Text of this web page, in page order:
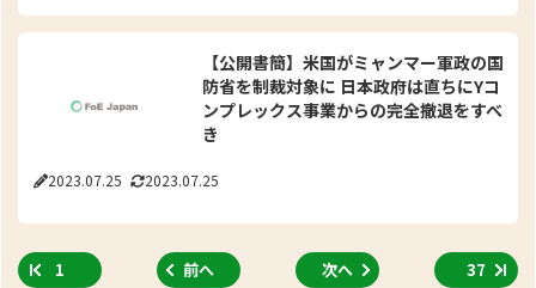
2023.07.25 2023.07.25
【公開書簡】米国がミャンマー軍政の国
防省を制裁対象に 日本政府は直ちにYコ
ンプレックス事業からの完全撤退をすべ
き
1 前へ 次へ 37